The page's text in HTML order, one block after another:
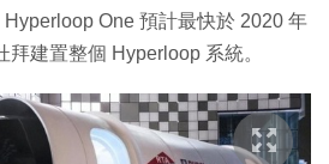
One 預計最快於 2020 年
建置整個 Hyperloop 系統。